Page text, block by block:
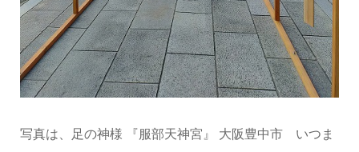
写真は、足の神様 『服部天神宮』 大阪豊中市 いつま